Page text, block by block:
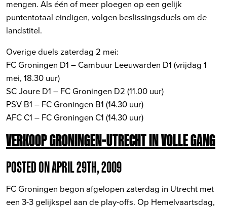
mengen. Als één of meer ploegen op een gelijk
puntentotaal eindigen, volgen beslissingsduels om de
landstitel.
Overige duels zaterdag 2 mei:
FC Groningen D1 – Cambuur Leeuwarden D1 (vrijdag 1
mei, 18.30 uur)
SC Joure D1 – FC Groningen D2 (11.00 uur)
PSV B1 – FC Groningen B1 (14.30 uur)
AFC C1 – FC Groningen C1 (14.30 uur)
VERKOOP GRONINGEN-UTRECHT IN VOLLE GANG
POSTED ON APRIL 29TH, 2009
FC Groningen begon afgelopen zaterdag in Utrecht met
een 3-3 gelijkspel aan de play-offs. Op Hemelvaartsdag,